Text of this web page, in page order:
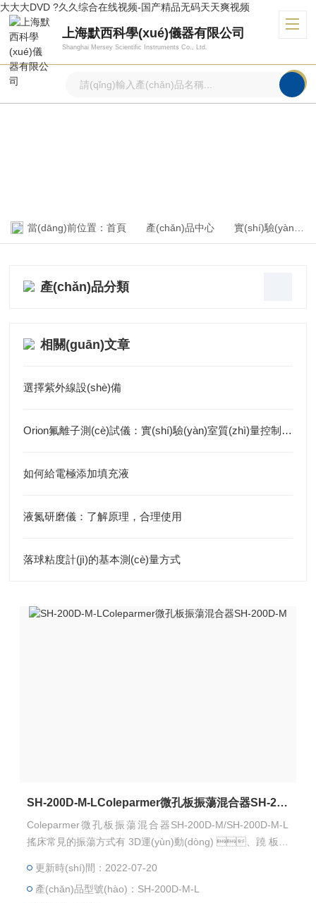
大大大DVD ?久久综合在线视频-国产精品无码天天爽视频
上海默西科學(xué)儀器有限公司
Shanghai Mersey Scientific Instruments Co., Ltd.
當(dāng)前位置： 首頁 產(chǎn)品中心 實(shí)驗(yàn)室常用基礎(chǔ)設(shè)備
產(chǎn)品分類
相關(guān)文章
選擇紫外線設(shè)備
Orion氟離子測(cè)試儀：實(shí)驗(yàn)室質(zhì)量控制的可靠解決方案
如何給電極添加填充液
液氮研磨儀：了解原理，合理使用
落球粘度計(jì)的基本測(cè)量方式
SH-200D-M-LColeparmer微孔板振蕩混合器SH-200D-M
Coleparmer微孔板振蕩混合器SH-200D-M/SH-200D-M-L
搖床常見的振蕩方式有 3D運(yùn)動(dòng) 、蹺 板運
運(yùn)動(dòng) ，此外還有模擬手搖晃燒瓶產(chǎn)生的
劇烈搖晃運(yùn)動(dòng)的腕式運(yùn)動(dòn
更新時(shí)間：2022-07-20
產(chǎn)品型號(hào)：SH-200D-M-L